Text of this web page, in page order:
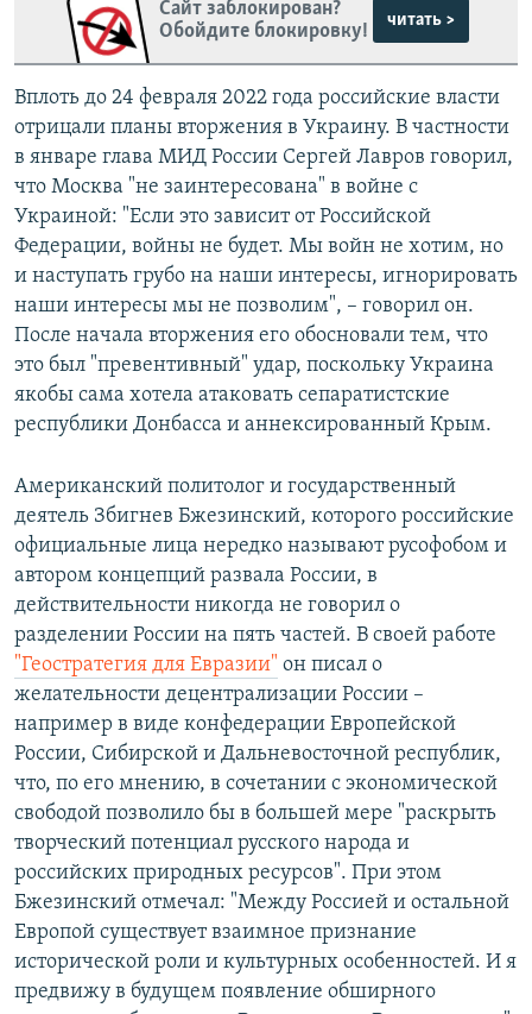
Сайт заблокирован?
Обойдите блокировку!
читать >
Вплоть до 24 февраля 2022 года российские власти
отрицали планы вторжения в Украину. В частности
в январе глава МИД России Сергей Лавров говорил,
что Москва "не заинтересована" в войне с
Украиной: "Если это зависит от Российской
Федерации, войны не будет. Мы войн не хотим, но
и наступать грубо на наши интересы, игнорировать
наши интересы мы не позволим", – говорил он.
После начала вторжения его обосновали тем, что
это был "превентивный" удар, поскольку Украина
якобы сама хотела атаковать сепаратистские
республики Донбасса и аннексированный Крым.
Американский политолог и государственный
деятель Збигнев Бжезинский, которого российские
официальные лица нередко называют русофобом и
автором концепций развала России, в
действительности никогда не говорил о
разделении России на пять частей. В своей работе
"Геостратегия для Евразии" он писал о
желательности децентрализации России –
например в виде конфедерации Европейской
России, Сибирской и Дальневосточной республик,
что, по его мнению, в сочетании с экономической
свободой позволило бы в большей мере "раскрыть
творческий потенциал русского народа и
российских природных ресурсов". При этом
Бжезинский отмечал: "Между Россией и остальной
Европой существует взаимное признание
исторической роли и культурных особенностей. И я
предвижу в будущем появление обширного